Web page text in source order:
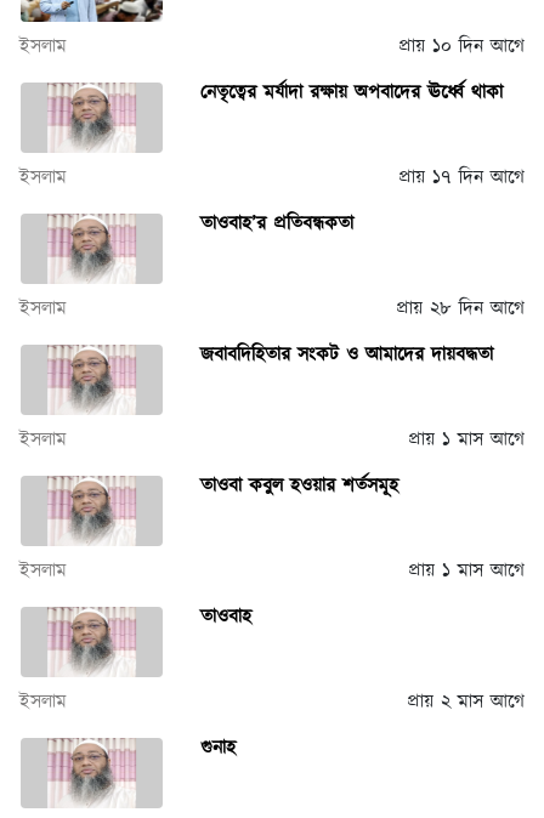
ইসলাম
প্রায় ১০ দিন আগে
নেতৃত্বের মর্যাদা রক্ষায় অপবাদের ঊর্ধ্বে থাকা
ইসলাম
প্রায় ১৭ দিন আগে
তাওবাহ’র প্রতিবন্ধকতা
ইসলাম
প্রায় ২৮ দিন আগে
জবাবদিহিতার সংকট ও আমাদের দায়বদ্ধতা
ইসলাম
প্রায় ১ মাস আগে
তাওবা কবুল হওয়ার শর্তসমূহ
ইসলাম
প্রায় ১ মাস আগে
তাওবাহ
ইসলাম
প্রায় ২ মাস আগে
গুনাহ